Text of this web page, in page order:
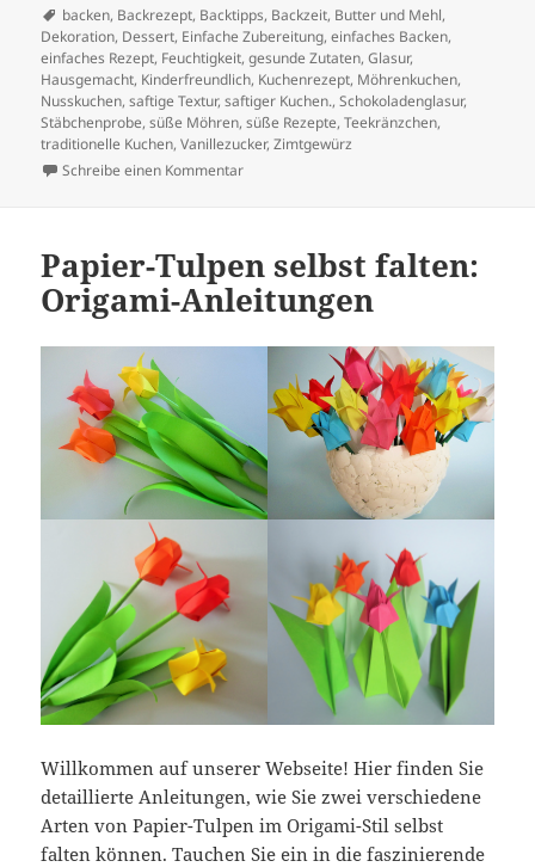
Schlagwörter
backen, Backrezept, Backtipps, Backzeit, Butter und Mehl,
Dekoration, Dessert, Einfache Zubereitung,einfaches Backen,
einfaches Rezept, Feuchtigkeit,gesunde Zutaten,Glasur,
Hausgemacht, Kinderfreundlich, Kuchenrezept, Möhrenkuchen,
Nusskuchen,saftige Textur,saftiger Kuchen.,Schokoladenglasur,
Stäbchenprobe,süße Möhren,süße Rezepte,Teekränzchen,
traditionelle Kuchen,Vanillezucker,Zimtgewürz
Schreibe einen Kommentarzu Schneller und köstlicher Möhrenkuchen
Papier-Tulpen selbst falten:
Origami-Anleitungen
Willkommen auf unserer Webseite! Hier finden Sie
detaillierte Anleitungen, wie Sie zwei verschiedene
Arten von Papier-Tulpen im Origami-Stil selbst
falten können. Tauchen Sie ein in die faszinierende